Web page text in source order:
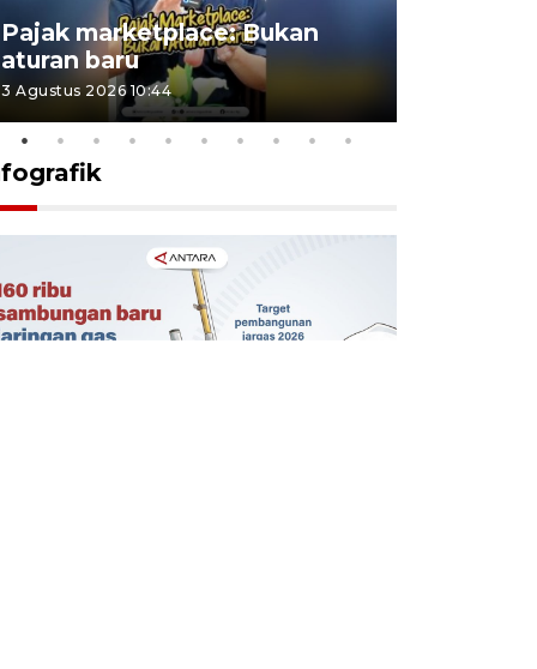
Pajak marketplace: Bukan
aturan baru
3 Agustus 2026 10:44